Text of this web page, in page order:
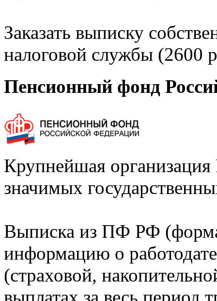
Заказать выписку
налоговой службы (2600
Пенсионный фонд
Крупнейшая
значимых
Выписка из ПФ РФ
информацию о
(страховой,
выплатах за весь период